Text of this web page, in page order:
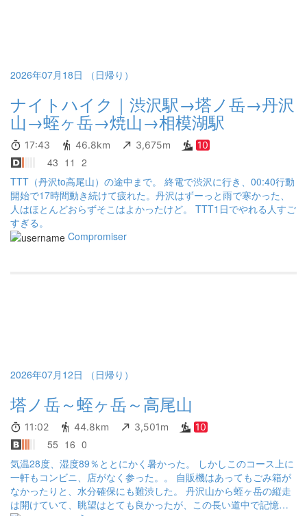
2026年07月18日 （日帰り）
ナイトハイク｜渋沢駅→塔ノ岳→丹沢
山→蛭ヶ岳→焼山→相模湖駅
17:43 46.8km 3,675m 10
43 11 2
TTT（丹沢to高尾山）の途中まで。 終電で渋沢に行き、00:40行動
開始で17時間動き続けて疲れた。丹沢はずーっと雨で寒かった、
人はほとんどおらずそこはよかったけど。 TTT1日でやれる人すご
すぎる。
Compromiser
2026年07月12日 （日帰り）
塔ノ岳～蛭ヶ岳～高尾山
11:02 44.8km 3,501m 10
55 16 0
気温28度、湿度89％ととにかく暑かった。 しかしこのコース上に
一軒もコンビニ、店がなく参った。。 自販機はあってもごみ箱が
なかったりと、水分確保にも難渋した。 丹沢山から蛭ヶ岳の縦走
は開けていて、眺望はとても良かったが、この長い道中で記憶に